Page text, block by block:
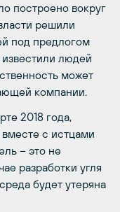
построено вокруг
решили
под предлогом
людей
может
компании.
2018 года,
с истцами
– это не
разработки угля
будет утеряна